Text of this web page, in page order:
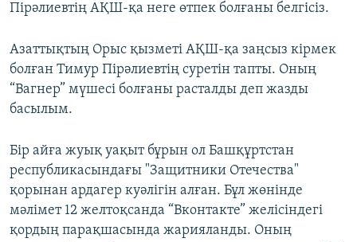
Пірәлиевтің АҚШ-қа неге өтпек болғаны белгісіз.
Азаттықтың Орыс қызметі АҚШ-қа заңсыз кірмек
болған Тимур Пірәлиевтің суретін тапты. Оның
“Вагнер” мүшесі болғаны расталды деп жазды
басылым.
Бір айға жуық уақыт бұрын ол Башқұртстан
республикасындағы "Защитники Отечества"
қорынан ардагер куәлігін алған. Бұл жөнінде
мәлімет 12 желтоқсанда “Вконтакте” желісіндегі
қордың парақшасында жарияланды. Оның